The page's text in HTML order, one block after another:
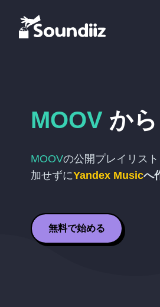
MOOV から
MOOVの公開プレイリス
加せずにYandex Musicへ
無料で始める